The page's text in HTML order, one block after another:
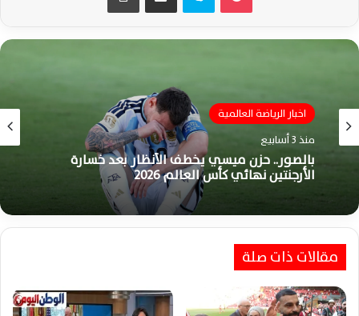
اخبار الرياضة العالمية
منذ 3 أسابيع
بالصور.. حزن ميسي يخطف الأنظار بعد خسارة
الأرجنتين نهائي كأس العالم 2026
اخبار الرياضة العالمية
منذ 3 أسابيع
فيديو – باريديس يعتدي على ثنائي إسبانيا عقب
خسارة الأرجنتين نهائي كأس العالم 2026 المثيرة
مقالات ذات صلة